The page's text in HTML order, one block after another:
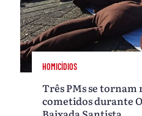
HOMICÍDIOS
Três PMs se tornam
cometidos durante